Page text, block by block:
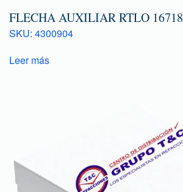
FLECHA AUXILIAR RTLO 16718
SKU: 4300904
Leer más